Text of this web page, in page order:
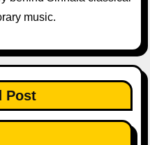
music.
Post